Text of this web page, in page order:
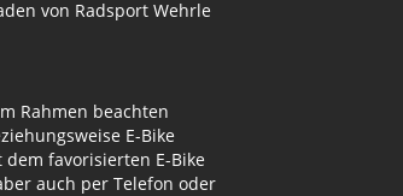
von Radsport Wehrle
Rahmen beachten
E-Bike
favorisierten E-Bike
auch per Telefon oder